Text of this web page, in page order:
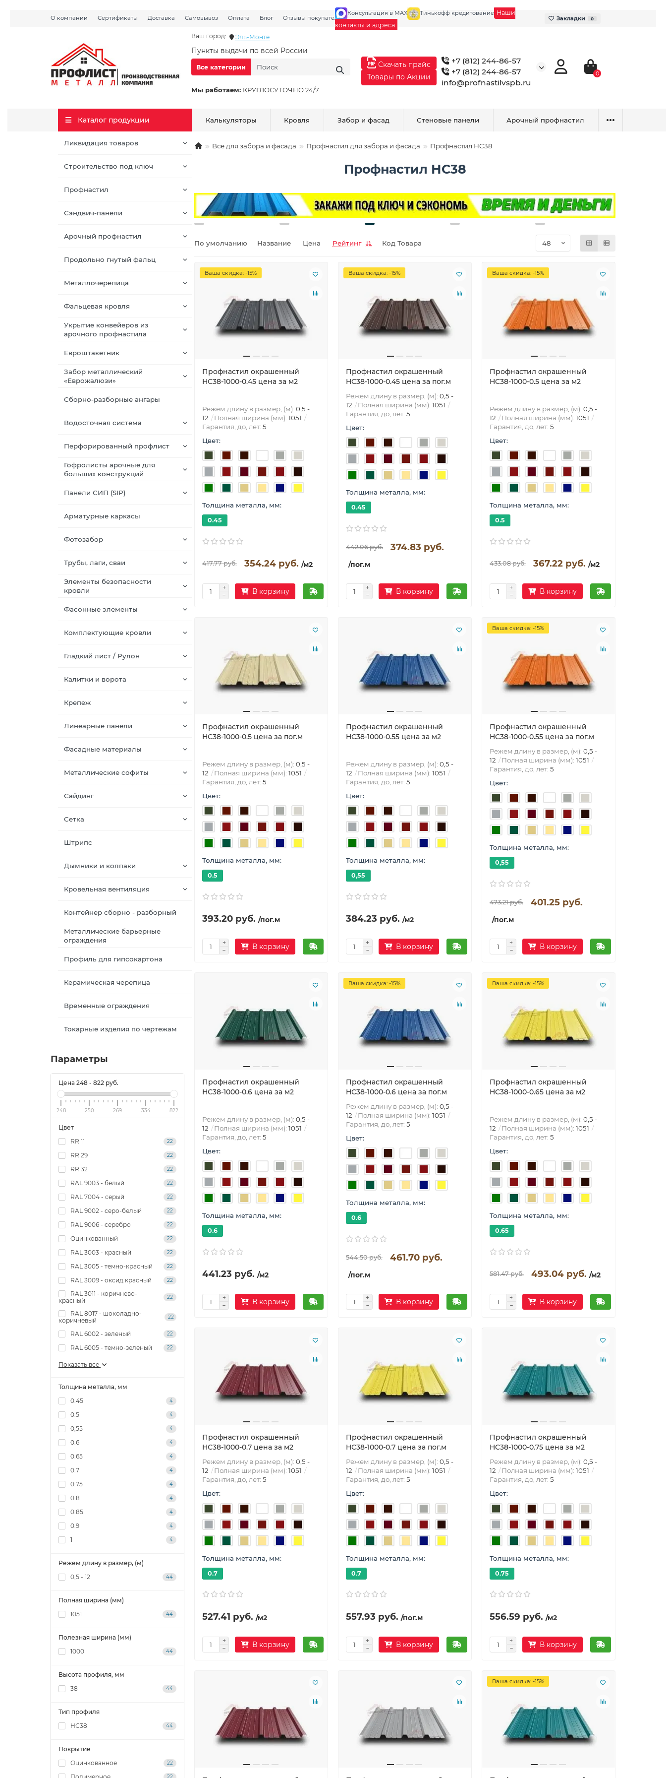
О компании Сертификаты Доставка Самовывоз Оплата Блог Отзывы покупателей Галерея
Консультация в MAX Тинькофф кредитование Наши
контакты и адреса
Закладки 0
Ваш город: Эль-Монте
Пункты выдачи по всей России
Мы работаем: КРУГЛОСУТОЧНО 24/7
Все категории
Скачать прайс
Товары по Акции
+7 (812) 244-86-57
+7 (812) 244-86-57
info@profnastilvspb.ru
0
Каталог продукции
Ликвидация товаров
Строительство под ключ
Профнастил
Сэндвич-панели
Арочный профнастил
Продольно гнутый фальц
Металлочерепица
Фальцевая кровля
Укрытие конвейеров из
арочного профнастила
Евроштакетник
Забор металлический
«Еврожалюзи»
Сборно-разборные ангары
Водосточная система
Перфорированный профлист
Гофролисты арочные для
больших конструкций
Панели СИП (SIP)
Арматурные каркасы
Фотозабор
Трубы, лаги, сваи
Элементы безопасности
кровли
Фасонные элементы
Комплектующие кровли
Гладкий лист / Рулон
Калитки и ворота
Крепеж
Линеарные панели
Фасадные материалы
Металлические софиты
Сайдинг
Сетка
Штрипс
Дымники и колпаки
Кровельная вентиляция
Контейнер сборно - разборный
Металлические барьерные
ограждения
Профиль для гипсокартона
Керамическая черепица
Временные ограждения
Токарные изделия по чертежам
Калькуляторы Кровля Забор и фасад Стеновые панели Арочный профнастил
Все для забора и фасада Профнастил для забора и фасада Профнастил НС38
Профнастил НС38
Параметры
Цена 248 - 822 руб.
248 250 269 334 822
Цвет
RR 11
22
RR 29 22
RR 32 22
RAL 9003 - белый 22
RAL 7004 - серый 22
RAL 9002 - серо-белый 22
RAL 9006 - серебро 22
Oцинкованный 22
RAL 3003 - красный 22
RAL 3005 - темно-красный 22
RAL 3009 - оксид красный 22
RAL 3011 - коричнево-
красный
22
RAL 8017 - шоколадно-
коричневый
22
RAL 6002 - зеленый 22
RAL 6005 - темно-зеленый 22
Показать все
Толщина металла, мм
0.45
4
0.5 4
0,55 4
0.6 4
0.65 4
0.7 4
0.75 4
0.8 4
0.85 4
0.9 4
1 4
Режем длину в размер, (м)
0,5 - 12
44
Полная ширина (мм)
1051
44
Полезная ширина (мм)
1000
44
Высота профиля, мм
38
44
Тип профиля
НС38
44
Покрытие
Оцинкованное
22
22
По умолчанию Название Цена Рейтинг Код Товара
Ваша скидка: -15%
Профнастил окрашенный
HС38-1000-0.45 цена за м2
Режем длину в размер, (м): 0,5 -
12
Полная ширина (мм): 1051
Гарантия, до, лет: 5
Цвет:
Толщина металла, мм:
0.45
417.77 руб. 354.24 руб. /м2
В корзину
Ваша скидка: -15%
Профнастил окрашенный
HС38-1000-0.45 цена за пог.м
Режем длину в размер, (м): 0,5 -
12
Полная ширина (мм): 1051
Гарантия, до, лет: 5
Цвет:
Толщина металла, мм:
0.45
442.06 руб. 374.83 руб.
/пог.м
В корзину
Ваша скидка: -15%
Профнастил окрашенный
HС38-1000-0.5 цена за м2
Режем длину в размер, (м): 0,5 -
12
Полная ширина (мм): 1051
Гарантия, до, лет: 5
Цвет:
Толщина металла, мм:
0.5
433.08 руб. 367.22 руб. /м2
В корзину
Профнастил окрашенный
HС38-1000-0.5 цена за пог.м
Режем длину в размер, (м): 0,5 -
12
Полная ширина (мм): 1051
Гарантия, до, лет: 5
Цвет:
Толщина металла, мм:
0.5
393.20 руб. /пог.м
В корзину
Профнастил окрашенный
HС38-1000-0.55 цена за м2
Режем длину в размер, (м): 0,5 -
12
Полная ширина (мм): 1051
Гарантия, до, лет: 5
Цвет:
Толщина металла, мм:
0,55
384.23 руб. /м2
В корзину
Ваша скидка: -15%
Профнастил окрашенный
HС38-1000-0.55 цена за пог.м
Режем длину в размер, (м): 0,5 -
12
Полная ширина (мм): 1051
Гарантия, до, лет: 5
Цвет:
Толщина металла, мм:
0,55
473.21 руб. 401.25 руб.
/пог.м
В корзину
Профнастил окрашенный
HС38-1000-0.6 цена за м2
Режем длину в размер, (м): 0,5 -
12
Полная ширина (мм): 1051
Гарантия, до, лет: 5
Цвет:
Толщина металла, мм:
0.6
441.23 руб. /м2
В корзину
Ваша скидка: -15%
Профнастил окрашенный
HС38-1000-0.6 цена за пог.м
Режем длину в размер, (м): 0,5 -
12
Полная ширина (мм): 1051
Гарантия, до, лет: 5
Цвет:
Толщина металла, мм:
0.6
544.50 руб. 461.70 руб.
/пог.м
В корзину
Ваша скидка: -15%
Профнастил окрашенный
HС38-1000-0.65 цена за м2
Режем длину в размер, (м): 0,5 -
12
Полная ширина (мм): 1051
Гарантия, до, лет: 5
Цвет:
Толщина металла, мм:
0.65
581.47 руб. 493.04 руб. /м2
В корзину
Профнастил окрашенный
HС38-1000-0.7 цена за м2
Режем длину в размер, (м): 0,5 -
12
Полная ширина (мм): 1051
Гарантия, до, лет: 5
Цвет:
Толщина металла, мм:
0.7
527.41 руб. /м2
В корзину
Профнастил окрашенный
HС38-1000-0.7 цена за пог.м
Режем длину в размер, (м): 0,5 -
12
Полная ширина (мм): 1051
Гарантия, до, лет: 5
Цвет:
Толщина металла, мм:
0.7
557.93 руб. /пог.м
В корзину
Профнастил окрашенный
HС38-1000-0.75 цена за м2
Режем длину в размер, (м): 0,5 -
12
Полная ширина (мм): 1051
Гарантия, до, лет: 5
Цвет:
Толщина металла, мм:
0.75
556.59 руб. /м2
В корзину
Ваша скидка: -15%